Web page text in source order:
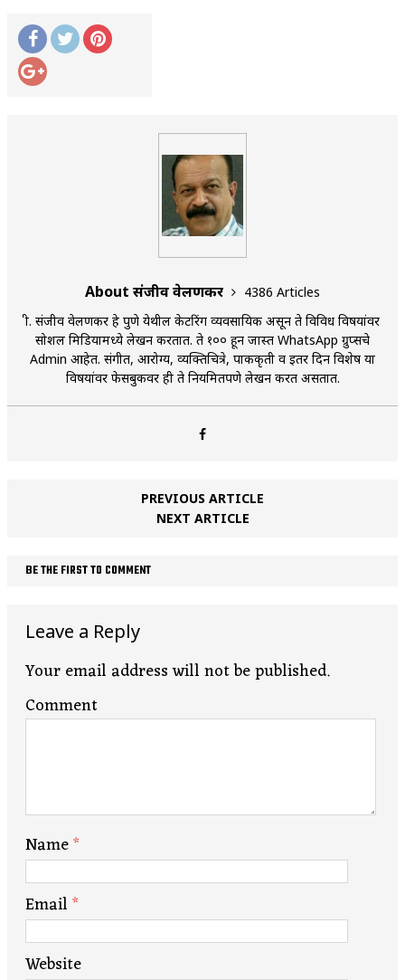
About संजीव वेलणकर
4386 Articles
श्री. संजीव वेलणकर हे पुणे येथील केटरिंग व्यवसायिक असून ते विविध विषयांवर
सोशल मिडियामध्ये लेखन करतात. ते १०० हून जास्त WhatsApp ग्रुप्सचे
Admin आहेत. संगीत, आरोग्य, व्यक्तिचित्रे, पाककृती व इतर दिन विशेष या
विषयांवर फेसबुकवर ही ते नियमितपणे लेखन करत असतात.
PREVIOUS ARTICLE
NEXT ARTICLE
BE THE FIRST TO COMMENT
Leave a Reply
Your email address will not be published.
Comment
Name*
Email*
Website